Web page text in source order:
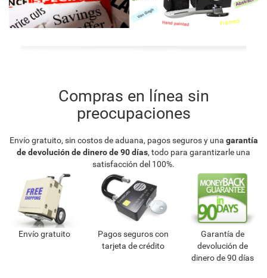
Compras en línea sin
preocupaciones
Envío gratuito, sin costos de aduana, pagos seguros y una garantía
de devolución de dinero de 90 días, todo para garantizarle una
satisfacción del 100%.
Envío gratuito
Pagos seguros con
tarjeta de crédito
Garantía de
devolución de
dinero de 90 días